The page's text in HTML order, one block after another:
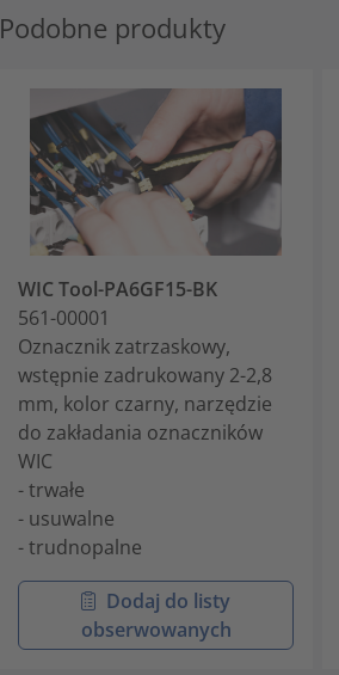
Podobne produkty
WIC Tool-PA6GF15-BK
561-00001
Oznacznik zatrzaskowy,
wstępnie zadrukowany 2-2,8
mm, kolor czarny, narzędzie
do zakładania oznaczników
WIC
- trwałe
- usuwalne
- trudnopalne
Dodaj do listy
obserwowanych